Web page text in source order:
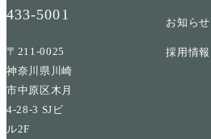
433-5001
〒211-0025
神奈川県川崎
市中原区木月
4-28-3 SJビ
ル2F
お知らせ
採用情報